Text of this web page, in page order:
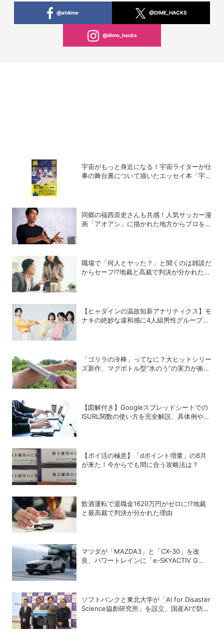
@atdime @DIME_HACKS
@dime_hacks
宇宙がもっと身近になる！宇宙ライターが仕
事の舞台裏について描いたエッセイ本「宇宙
同郷の福西崇史さんも共感！人気サッカー漫
画「アオアシ」に描かれた地方からプロを目
職場で「何人とヤッた？」と聞くのは雑談だ
からセーフ!?地裁と高裁で判決が分かれたセ
【ヒャダインの温故知新アナリティクス】モ
ナキの絶妙な違和感に4人組男性グループの
「ゴリラの冷棒」ってなに？大ヒットシリー
ズ新作、マグボトル型“氷のう”の実力が衝撃
【図解付き】Googleスプレッドシートでの
ISURL関数の使い方を完全解説、具体例やエ
【ポイ活の極意】「dポイント増量」の8月
が来た！今からでも間に合う攻略法は？
飲酒運転で退職金1620万円がゼロに!?地裁
と最高裁で判決が分かれた理由
マツダが「MAZDA3」と「CX-30」を改
良、パワートレインに「e-SKYACTIV G
ソフトバンクと東北大学が「AI for Disaster
Science協創研究所」を設立、国産AIで防災